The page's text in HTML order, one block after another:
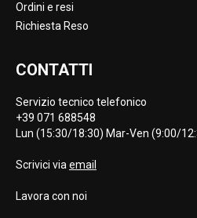
Ordini e resi
Richiesta Reso
CONTATTI
Servizio tecnico telefonico
+39 071 688548
Lun (15:30/18:30) Mar-Ven (9:00/
Scrivici via email
Lavora con noi